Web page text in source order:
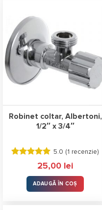
Robinet coltar, Albertoni,
1/2″ x 3/4″
Evaluat la
stele
din 5
5.0 (1 recenzie)
25,00 lei
ADAUGĂ ÎN COȘ